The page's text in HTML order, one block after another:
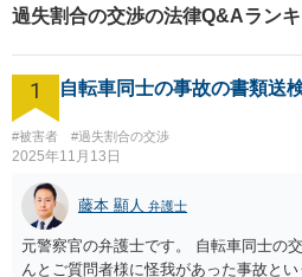
室】
過失割合の交渉の法律Q&Aラン
1 自転車同士の事故の書類送
#被害者 #過失割合の交渉
2025年11月13日
藤本 顯人 弁護士
元警察官の弁護士です。 自転車同士の
んとご質問者様に怪我があった事故と